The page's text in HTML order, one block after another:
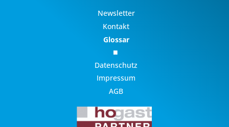
Newsletter
Kontakt
Glossar
Datenschutz
Impressum
AGB